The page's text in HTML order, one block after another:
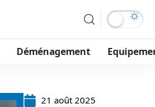
Déménagement
21 août 2025